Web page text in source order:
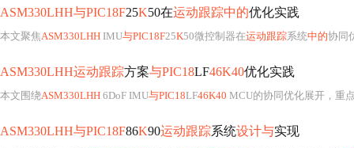
ASM330LHH与PIC18F25K50在运动跟踪中的优化实践
本文聚焦ASM330LHH IMU与PIC18F25K50微控制器在运动跟踪系统中的协同
ASM330LHH运动跟踪方案与PIC18LF46K40优化实践
本文围绕ASM330LHH 6DoF IMU与PIC18LF46K40 MCU的协同优化展开，重
ASM330LHH与PIC18F86K90运动跟踪系统设计与实现